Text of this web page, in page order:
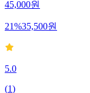
45,000원
21%35,500원
5.0
(1)